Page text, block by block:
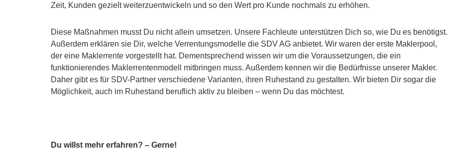
Zeit, Kunden gezielt weiterzuentwickeln und so den Wert pro Kunde nochmals zu erhöhen.
Diese Maßnahmen musst Du nicht allein umsetzen. Unsere Fachleute unterstützen Dich so, wie Du es benötigst.
Außerdem erklären sie Dir, welche Verrentungsmodelle die SDV AG anbietet. Wir waren der erste Maklerpool,
der eine Maklerrente vorgestellt hat. Dementsprechend wissen wir um die Voraussetzungen, die ein
funktionierendes Maklerrentenmodell mitbringen muss. Außerdem kennen wir die Bedürfnisse unserer Makler.
Daher gibt es für SDV-Partner verschiedene Varianten, ihren Ruhestand zu gestalten. Wir bieten Dir sogar die
Möglichkeit, auch im Ruhestand beruflich aktiv zu bleiben – wenn Du das möchtest.
Du willst mehr erfahren? – Gerne!